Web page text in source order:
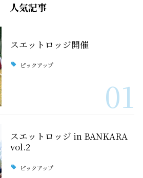
人気記事
スエットロッジ開催
ピックアップ
01
スエットロッジ in BANKARA
vol.2
ピックアップ